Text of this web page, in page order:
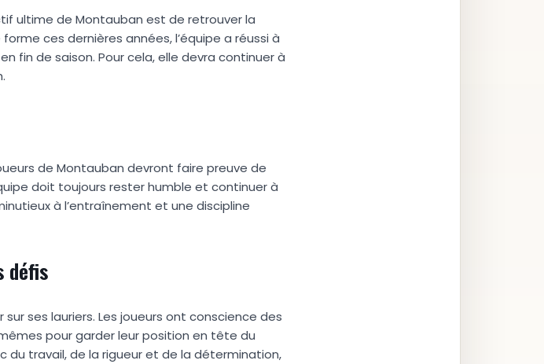
ultime de Montauban est de retrouver la
ces dernières années, l’équipe a réussi à
fin de saison. Pour cela, elle devra continuer à
de Montauban devront faire preuve de
doit toujours rester humble et continuer à
à l’entraînement et une discipline
défis
ses lauriers. Les joueurs ont conscience des
pour garder leur position en tête du
travail, de la rigueur et de la détermination,